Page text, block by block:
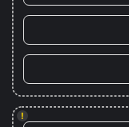
!